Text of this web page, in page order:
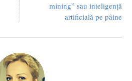
mining” sau inteligență
artificială pe pâine